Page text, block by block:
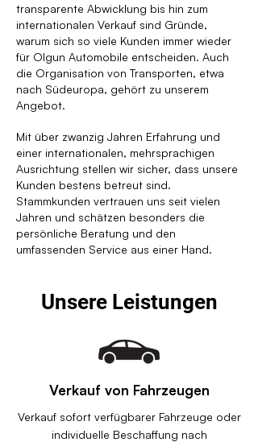
transparente Abwicklung bis hin zum
internationalen Verkauf sind Gründe,
warum sich so viele Kunden immer wieder
für Olgun Automobile entscheiden. Auch
die Organisation von Transporten, etwa
nach Südeuropa, gehört zu unserem
Angebot.
Mit über zwanzig Jahren Erfahrung und
einer internationalen, mehrsprachigen
Ausrichtung stellen wir sicher, dass unsere
Kunden bestens betreut sind.
Stammkunden vertrauen uns seit vielen
Jahren und schätzen besonders die
persönliche Beratung und den
umfassenden Service aus einer Hand.
Unsere Leistungen
Verkauf von Fahrzeugen
Verkauf sofort verfügbarer Fahrzeuge oder
individuelle Beschaffung nach